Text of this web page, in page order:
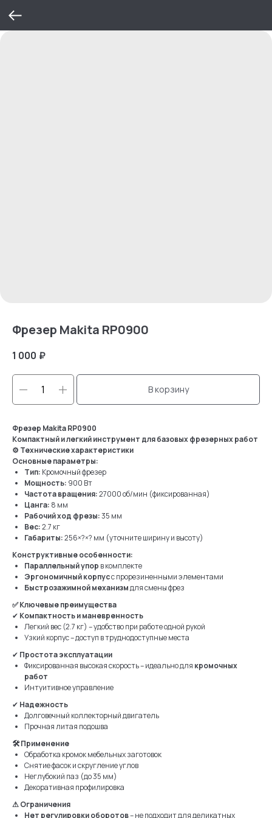
Фрезер Makita RP0900
1 000 ₽
В корзину
Фрезер Makita RP0900
Компактный и легкий инструмент для базовых фрезерных работ
⚙ Технические характеристики
Основные параметры:
Тип: Кромочный фрезер
Мощность: 900 Вт
Частота вращения:27000 об/мин (фиксированная)
Цанга: 8 мм
Рабочий ход фрезы:35 мм
Вес:2.7 кг
Габариты:256×?×? мм (уточните ширину и высоту)
Конструктивные особенности:
Параллельный упор в комплекте
Эргономичный корпусс прорезиненными элементами
Быстрозажимной механизмдля смены фрез
✅ Ключевые преимущества
✔ Компактность и маневренность
Легкий вес (2.7 кг) – удобство при работе одной рукой
Узкий корпус – доступ в труднодоступные места
✔ Простота эксплуатации
Фиксированная высокая скорость – идеально для кромочных
работ
Интуитивное управление
✔ Надежность
Долговечный коллекторный двигатель
Прочная литая подошва
🛠 Применение
Обработка кромок мебельных заготовок
Снятие фасок и скругление углов
Неглубокий паз (до 35 мм)
Декоративная профилировка
⚠ Ограничения
Нет регулировки оборотов– не подходит для деликатных